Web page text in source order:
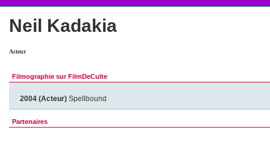
Neil Kadakia
Acteur
Filmographie sur FilmDeCulte
2004 (Acteur) Spellbound
Partenaires